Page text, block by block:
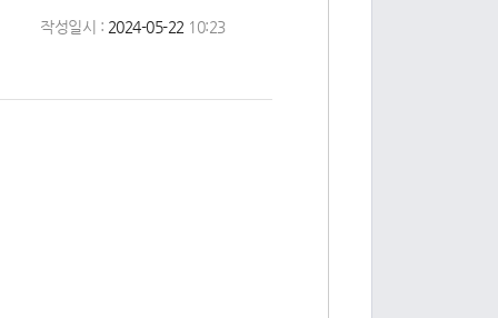
작성일시 : 2024-05-22 10:23